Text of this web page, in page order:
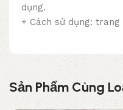
dụng.
+ Cách sử dụng:
Sản Phẩm Cùng